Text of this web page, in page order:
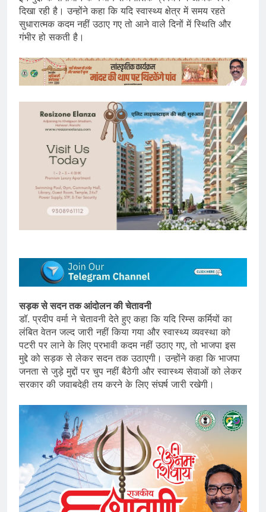
दिखा रही है। उन्होंने कहा कि यदि स्वास्थ्य क्षेत्र में समय रहते
सुधारात्मक कदम नहीं उठाए गए तो आने वाले दिनों में स्थिति और
गंभीर हो सकती है।
सड़क से सदन तक आंदोलन की चेतावनी
डॉ. प्रदीप वर्मा ने चेतावनी देते हुए कहा कि यदि रिम्स कर्मियों का
लंबित वेतन जल्द जारी नहीं किया गया और स्वास्थ्य व्यवस्था को
पटरी पर लाने के लिए प्रभावी कदम नहीं उठाए गए, तो भाजपा इस
मुद्दे को सड़क से लेकर सदन तक उठाएगी। उन्होंने कहा कि भाजपा
जनता से जुड़े मुद्दों पर चुप नहीं बैठेगी और स्वास्थ्य सेवाओं को लेकर
सरकार की जवाबदेही तय करने के लिए संघर्ष जारी रखेगी।